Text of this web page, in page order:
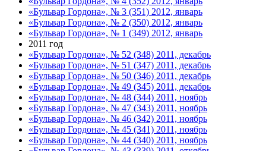
«Бульвар Гордона», № 3 (351) 2012, январь
«Бульвар Гордона», № 2 (350) 2012, январь
«Бульвар Гордона», № 1 (349) 2012, январь
2011 год
«Бульвар Гордона», № 52 (348) 2011, декабрь
«Бульвар Гордона», № 51 (347) 2011, декабрь
«Бульвар Гордона», № 50 (346) 2011, декабрь
«Бульвар Гордона», № 49 (345) 2011, декабрь
«Бульвар Гордона», № 48 (344) 2011, ноябрь
«Бульвар Гордона», № 47 (343) 2011, ноябрь
«Бульвар Гордона», № 46 (342) 2011, ноябрь
«Бульвар Гордона», № 45 (341) 2011, ноябрь
«Бульвар Гордона», № 44 (340) 2011, ноябрь